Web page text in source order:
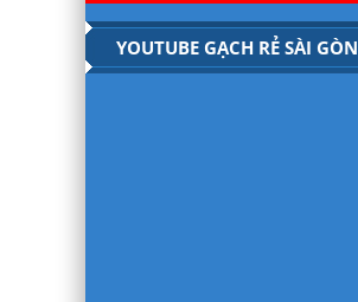
YOUTUBE GẠCH RẺ SÀI GÒN